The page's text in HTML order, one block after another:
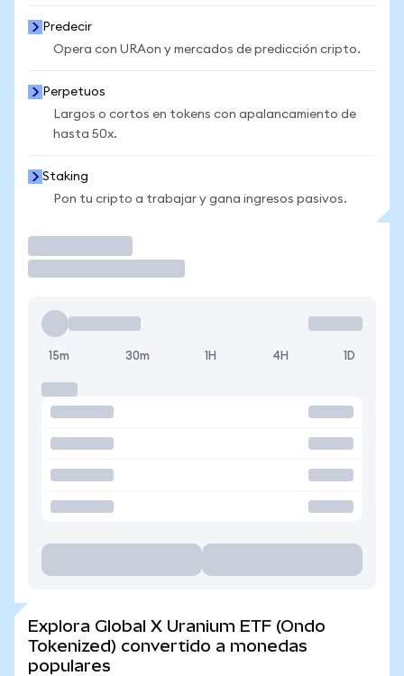
Predecir
Opera con URAon y mercados de predicción cripto.
Perpetuos
Largos o cortos en tokens con apalancamiento de
hasta 50x.
Staking
Pon tu cripto a trabajar y gana ingresos pasivos.
15m 30m 1H 4H 1D
Explora Global X Uranium ETF (Ondo
Tokenized) convertido a monedas
populares